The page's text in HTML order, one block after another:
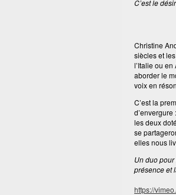
C’est le
Christine
siècles et
l’Italie ou
aborder le
voix en
C’est la
d’envergure
les deux
se
elles nous
Un duo
présence et
https://